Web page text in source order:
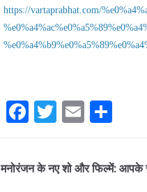
https://vartaprabhat.com/
Fa
bo
ok
T
tte
r
E
ail re
मनोरंजन के नए शो और फिल्में: आपके